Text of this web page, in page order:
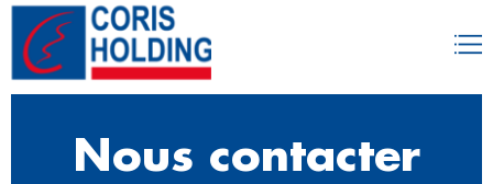
Nous contacter